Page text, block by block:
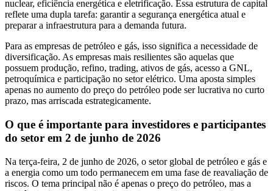
nuclear, eficiência energética e eletrificação. Essa estrutura de capital
reflete uma dupla tarefa: garantir a segurança energética atual e
preparar a infraestrutura para a demanda futura.
Para as empresas de petróleo e gás, isso significa a necessidade de
diversificação. As empresas mais resilientes são aquelas que
possuem produção, refino, trading, ativos de gás, acesso a GNL,
petroquímica e participação no setor elétrico. Uma aposta simples
apenas no aumento do preço do petróleo pode ser lucrativa no curto
prazo, mas arriscada estrategicamente.
O que é importante para investidores e participantes
do setor em 2 de junho de 2026
Na terça-feira, 2 de junho de 2026, o setor global de petróleo e gás e
a energia como um todo permanecem em uma fase de reavaliação de
riscos. O tema principal não é apenas o preço do petróleo, mas a